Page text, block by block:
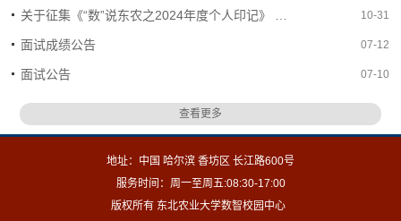
关于征集《“数”说东农之2024年度个人印记》 主题设计稿的启事 10-31
面试成绩公告 07-12
面试公告 07-10
查看更多
地址：中国 哈尔滨 香坊区 长江路600号
服务时间：周一至周五:08:30-17:00
版权所有 东北农业大学数智校园中心